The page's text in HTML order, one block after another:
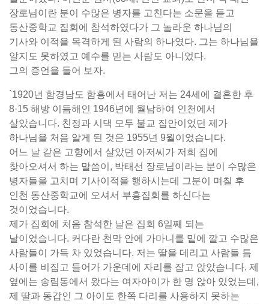
장로님이란 분이 수많은 병자를 고친다는 소문을 듣고
동산중학교 집회에 참석하였다가 그 놀라운 하나님의
기사와 이적을 목격하게 된 사람의 하나였다. 그는 하나님을
알지도 못하였고 예수를 믿는 사람도 아니었다.
그의 증언을 들어 보자.
`1920년 함경남도 함흥에서 태어난 저는 24세에 결혼한 후
8·15 해방 이듬해인 1946년에 월남하여 인천에서
살았습니다. 친정과 시댁 모두 불교 집안이었던 제가
하나님을 처음 알게 된 것은 1955년 9월이었습니다.
어느 날 같은 고향에서 살았던 아저씨가 저희 집에
찾아오셔서 하는 말씀이, 박태선 장로님이라는 분이 수많은
병자들을 고치며 기사이적을 행하시는데 그분이 며칠 후
인천 동산중학교에 오셔서 부흥집회를 하신다는
것이었습니다.
제가 집회에 처음 참석한 날은 집회 6일째 되는
날이었습니다. 커다란 천막 안에 가마니를 밑에 깔고 수많은
사람들이 가득 차 있었습니다. 저는 딸을 데리고 사람들 틈
사이를 비집고 들어가 가운데에 자리를 잡고 앉았습니다. 제
옆에는 송림동에서 왔다는 여자아이가 한 명 앉아 있었는데,
제 딸과 동갑인 그 아이도 한쪽 다리를 사용하지 못하는